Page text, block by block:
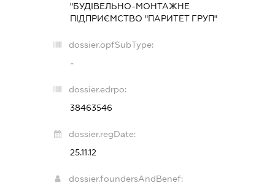
"БУДІВЕЛЬНО-МОНТАЖНЕ
ПІДПРИЄМСТВО "ПАРИТЕТ ГРУП"
dossier.opfSubType:
-
dossier.edrpo:
38463546
dossier.regDate:
25.11.12
dossier.foundersAndBenef: